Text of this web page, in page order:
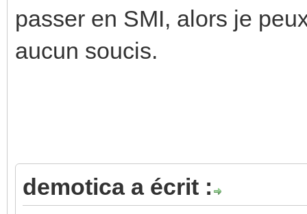
passer en SMI, alors je
aucun soucis.
demotica a écrit :